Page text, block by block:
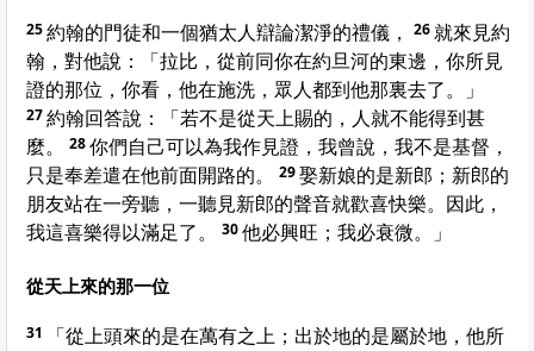
25約翰的門徒和一個猶太人辯論潔淨的禮儀， 26就來見約
翰 ，對他說：「拉比，從前同你在約旦河的東邊，你所見
證的那位，你看，他在施洗，眾人都到他那裏去了。」
27約翰回答說：「若不是從天上賜的，人就不能得到甚
麼。
28你們自己可以為我作見證，我曾說，我不是基督，
只是奉差遣在他前面開路的。
29娶新娘的是新郎；新郎的
朋友站在一旁聽，一聽見新郎的聲音就歡喜快樂。因此，
我這喜樂得以滿足了。
30他必興旺；我必衰微。」
從天上來的那一位
31
「從上頭來的是在萬有之上；出於地的是屬於地，他所